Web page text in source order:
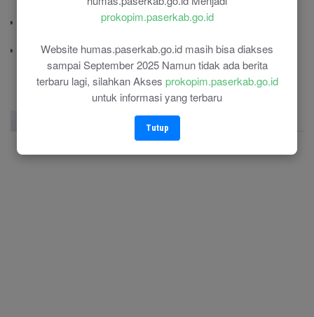
prokopim.paserkab.go.id
Website humas.paserkab.go.id masih bisa diakses
sampai September 2025 Namun tidak ada berita
terbaru lagi, silahkan Akses prokopim.paserkab.go.id
untuk informasi yang terbaru
Tutup
RSU Panglima Sebaya
(0543) 21118
Twitter Instagram